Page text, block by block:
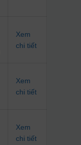
Xem
chi tiết
Xem
chi tiết
Xem
chi tiết